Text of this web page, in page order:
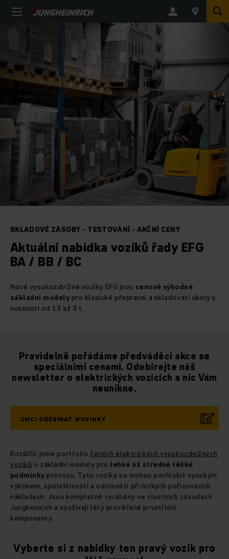
SKLADOVÉ ZÁSOBY - TESTOVÁNÍ - AKČNÍ CENY
Aktuální nabídka vozíků řady EFG
BA / BB / BC
Nové vysokozdvižné vozíky EFG jsou cenově výhodné
základní modely pro klasické přepravní a skladovací úkoly s
nosností od 1,3 až 3 t.
Pravidelně pořádáme předváděcí akce se
speciálními cenami. Odebírejte náš
newsletter o elektrických vozících a nic Vám
neunikne.
CHCI ODEBÍRAT NOVINKY
Rozšířili jsme portfolio čelních elektrických vysokozdvižných
vozíků o základní modely pro lehké až středně těžké
podmínky provozu. Tyto vozíky se mohou pochlubit vysokým
výkonem, spolehlivostí a odolností při nízkých pořizovacích
nákladech. Jsou kompletně vyráběny ve vlastních závodech
Jungheinrich a využívají léty prověřené prvotřídní
komponenty.
Vyberte si z nabídky ten pravý vozík pro